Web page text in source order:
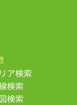
ア検索
検索
検索